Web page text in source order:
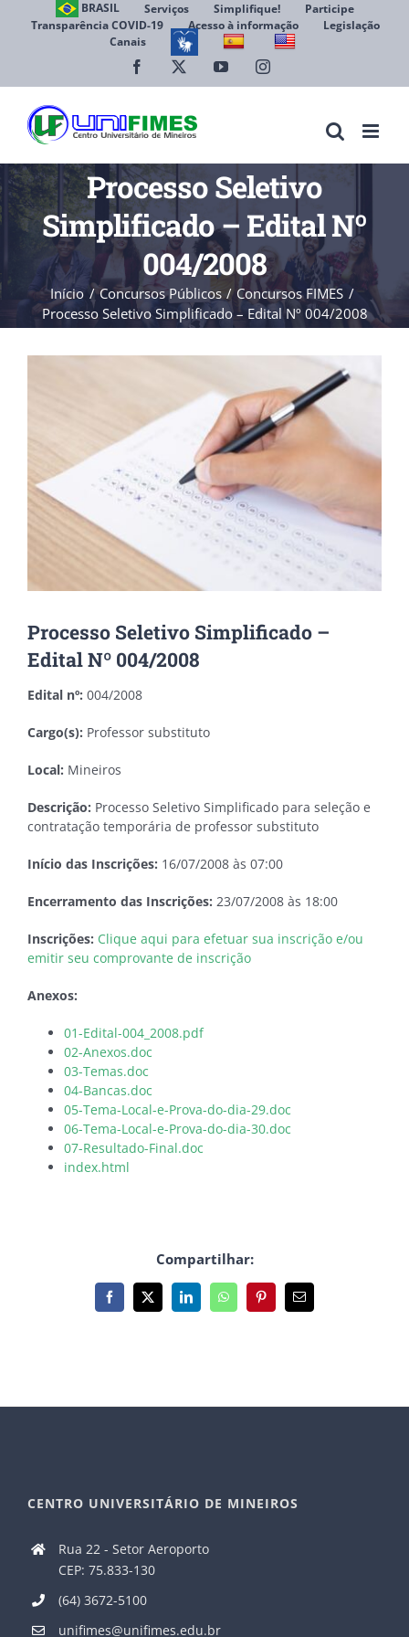
BRASIL Serviços Simplifique!
Participe
Transparência COVID-19
Acesso à informação
Legislação
Canais
Facebook YouTubeInstagram
Processo Seletivo
Simplificado – Edital Nº
004/2008
Início Concursos Públicos
Concursos FIMES
Processo Seletivo Simplificado – Edital Nº 004/2008
Processo Seletivo Simplificado –
Edital Nº 004/2008
Edital nº: 004/2008
Cargo(s): Professor substituto
Local: Mineiros
Descrição: Processo Seletivo Simplificado para seleção e
contratação temporária de professor substituto
Início das Inscrições: 16/07/2008 às 07:00
Encerramento das Inscrições: 23/07/2008 às 18:00
Inscrições: Clique aqui para efetuar sua inscrição e/ou
emitir seu comprovante de inscrição
Anexos:
01-Edital-004_2008.pdf
02-Anexos.doc
03-Temas.doc
04-Bancas.doc
05-Tema-Local-e-Prova-do-dia-29.doc
06-Tema-Local-e-Prova-do-dia-30.doc
07-Resultado-Final.doc
index.html
Compartilhar:
Facebook
X LinkedInWhatsAppPinterest
E-
mail
CENTRO UNIVERSITÁRIO DE MINEIROS
Rua 22 - Setor Aeroporto
CEP: 75.833-130
(64) 3672-5100
unifimes@unifimes.edu.br